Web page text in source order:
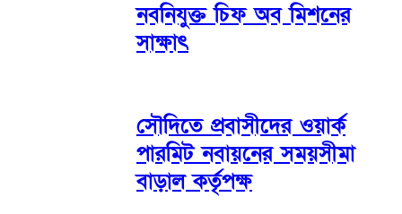
নবনিযুক্ত চিফ অব মিশনের
সাক্ষাৎ
সৌদিতে প্রবাসীদের ওয়ার্ক
পারমিট নবায়নের সময়সীমা
বাড়াল কর্তৃপক্ষ